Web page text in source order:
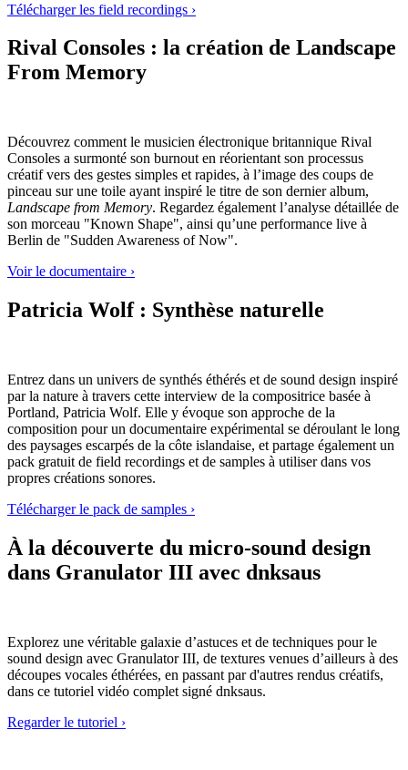
Télécharger les field recordings ›
Rival Consoles : la création de Landscape
From Memory
Découvrez comment le musicien électronique britannique Rival
Consoles a surmonté son burnout en réorientant son processus
créatif vers des gestes simples et rapides, à l’image des coups de
pinceau sur une toile ayant inspiré le titre de son dernier album,
Landscape from Memory. Regardez également l’analyse détaillée de
son morceau "Known Shape", ainsi qu’une performance live à
Berlin de "Sudden Awareness of Now".
Voir le documentaire ›
Patricia Wolf : Synthèse naturelle
Entrez dans un univers de synthés éthérés et de sound design inspiré
par la nature à travers cette interview de la compositrice basée à
Portland, Patricia Wolf. Elle y évoque son approche de la
composition pour un documentaire expérimental se déroulant le long
des paysages escarpés de la côte islandaise, et partage également un
pack gratuit de field recordings et de samples à utiliser dans vos
propres créations sonores.
Télécharger le pack de samples ›
À la découverte du micro-sound design
dans Granulator III avec dnksaus
Explorez une véritable galaxie d’astuces et de techniques pour le
sound design avec Granulator III, de textures venues d’ailleurs à des
découpes vocales éthérées, en passant par d'autres rendus créatifs,
dans ce tutoriel vidéo complet signé dnksaus.
Regarder le tutoriel ›